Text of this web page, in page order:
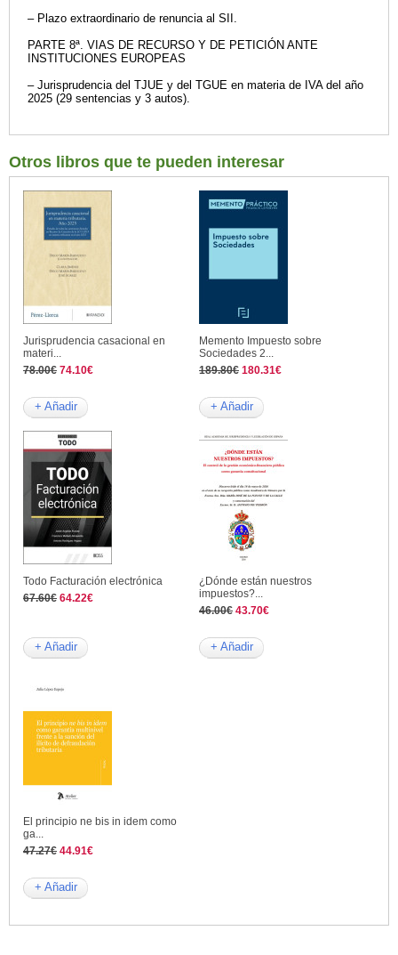
– Plazo extraordinario de renuncia al SII.
PARTE 8ª. VIAS DE RECURSO Y DE PETICIÓN ANTE
INSTITUCIONES EUROPEAS
– Jurisprudencia del TJUE y del TGUE en materia de IVA del año
2025 (29 sentencias y 3 autos).
Otros libros que te pueden interesar
Jurisprudencia casacional en
materi...
78.00€ 74.10€
+ Añadir
Memento Impuesto sobre
Sociedades 2...
189.80€ 180.31€
+ Añadir
Todo Facturación electrónica
67.60€ 64.22€
+ Añadir
¿Dónde están nuestros
impuestos?...
46.00€ 43.70€
+ Añadir
El principio ne bis in idem como
ga...
47.27€ 44.91€
+ Añadir